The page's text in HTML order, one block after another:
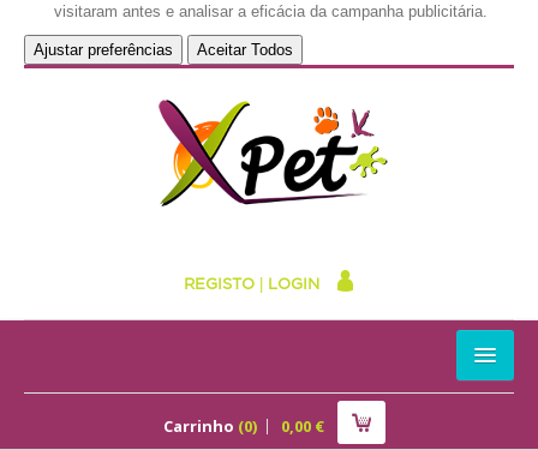
visitaram antes e analisar a eficácia da campanha publicitária.
Ajustar preferências Aceitar Todos
REGISTO LOGIN
Carrinho (0) 0,00€